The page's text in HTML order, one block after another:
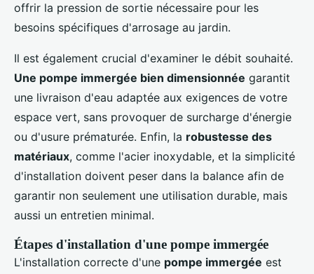
offrir la pression de sortie nécessaire pour les
besoins spécifiques d'arrosage au jardin.
Il est également crucial d'examiner le débit souhaité.
Une pompe immergée bien dimensionnée garantit
une livraison d'eau adaptée aux exigences de votre
espace vert, sans provoquer de surcharge d'énergie
ou d'usure prématurée. Enfin, la robustesse des
matériaux, comme l'acier inoxydable, et la simplicité
d'installation doivent peser dans la balance afin de
garantir non seulement une utilisation durable, mais
aussi un entretien minimal.
Étapes d'installation d'une pompe immergée
L'installation correcte d'une pompe immergée est